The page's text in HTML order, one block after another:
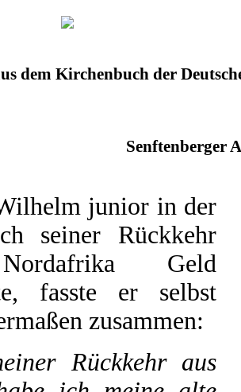
dem Kirchenbuch der
Senftenberger
junior in der
seiner Rückkehr
Geld
fasste er selbst
zusammen:
Rückkehr aus